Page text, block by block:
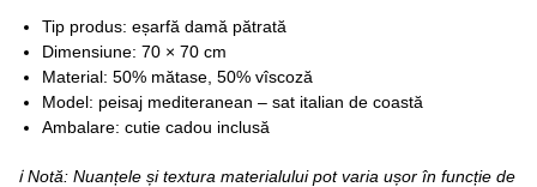
Tip produs: eșarfă damă pătrată
Dimensiune: 70 × 70 cm
Material: 50% mătase, 50% vîscoză
Model: peisaj mediteranean – sat italian de coastă
Ambalare: cutie cadou inclusă
ℹ Notă: Nuanțele și textura materialului pot varia ușor în funcție de